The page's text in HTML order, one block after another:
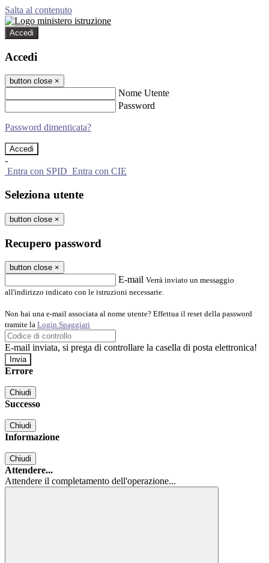
Salta al contenuto
Accedi
Accedi
button close ×
Nome Utente
Password
Password dimenticata?
-
Entra con SPID Entra con CIE
Seleziona utente
button close ×
Recupero password
button close ×
E-mail Verrà inviato un messaggio
all'indirizzo indicato con le istruzioni necessarie.
Non hai una e-mail associata al nome utente? Effettua il reset della password
tramite la Login Spaggiari
E-mail inviata, si prega di controllare la casella di posta elettronica!
Errore
Chiudi
Successo
Chiudi
Informazione
Chiudi
Attendere...
Attendere il completamento dell'operazione...